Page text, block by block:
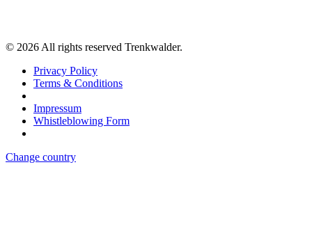
© 2026 All rights reserved Trenkwalder.
Privacy Policy
Terms & Conditions
Impressum
Whistleblowing Form
Change country